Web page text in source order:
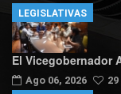
El
Ago 06, 2026 29
LEGISLATIVAS